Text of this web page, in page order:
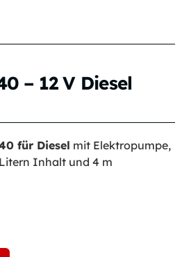
– 12 V Diesel
für Diesel mit Elektropumpe,
Inhalt und 4 m